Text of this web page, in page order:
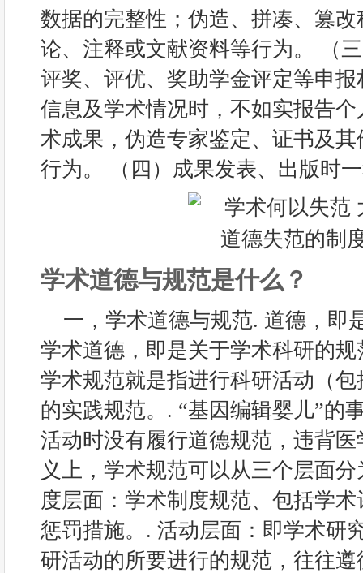
数据的完整性；伪造、拼凑、篡
论、注释或文献资料等行为。 （
评奖、评优、奖助学金评定等申
信息及学术情况时，不如实报告
术成果，伪造专家鉴定、证书及
行为。 （四）成果发表、出版时
学术道德与规范是什么？
一，学术道德与规范. 道德，即
学术道德，即是关于学术科研的
学术规范就是指进行科研活动（
的实践规范。. “基因编辑婴儿”的
活动时没有履行道德规范，违背
义上，学术规范可以从三个层面
度层面：学术制度规范、包括学
惩罚措施。. 活动层面：即学术研
研活动的所要进行的规范，往往